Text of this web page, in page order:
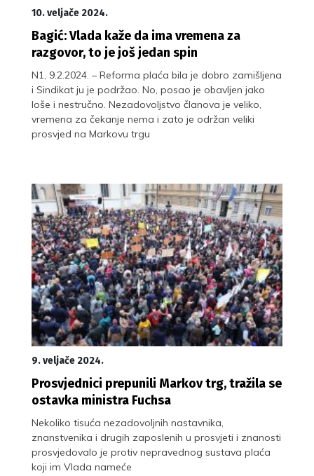
10. veljače 2024.
Bagić: Vlada kaže da ima vremena za
razgovor, to je još jedan spin
N1, 9.2.2024. – Reforma plaća bila je dobro zamišljena
i Sindikat ju je podržao. No, posao je obavljen jako
loše i nestručno. Nezadovoljstvo članova je veliko,
vremena za čekanje nema i zato je održan veliki
prosvjed na Markovu trgu
9. veljače 2024.
Prosvjednici prepunili Markov trg, tražila se
ostavka ministra Fuchsa
Nekoliko tisuća nezadovoljnih nastavnika,
znanstvenika i drugih zaposlenih u prosvjeti i znanosti
prosvjedovalo je protiv nepravednog sustava plaća
koji im Vlada nameće